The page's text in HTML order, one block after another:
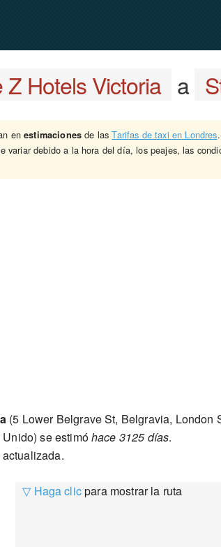
Z Hotels Victoria a
enestimaciones de lasTarifas de taxi en Londres
variar debido a la hora del día, los peajes, las
(5 Lower Belgrave St, Belgravia, London
Unido) se estimóhace 3125 días.
▽ Haga clicpara mostrar la ruta